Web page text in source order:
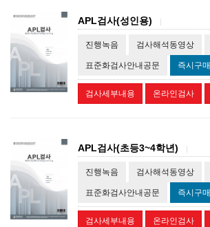
APL검사(성인용)
진행녹음 검사해석동영상
표준화검사안내공문 즉시구매
검사세부내용 온라인검사
APL검사(초등3~4학년)
진행녹음 검사해석동영상
표준화검사안내공문 즉시구매
검사세부내용 온라인검사